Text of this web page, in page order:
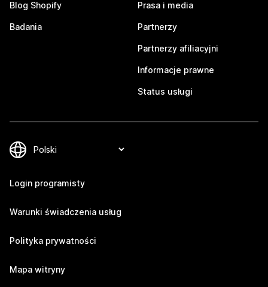
Blog Shopify
Badania
Prasa i media
Partnerzy
Partnerzy afiliacyjni
Informacje prawne
Status usługi
Login programisty
Warunki świadczenia usług
Polityka prywatności
Mapa witryny